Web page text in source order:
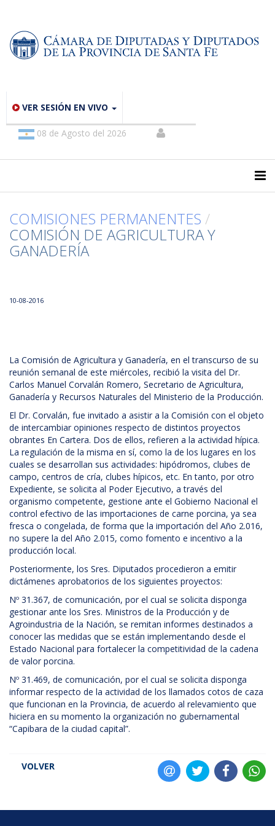
VER SESIÓN EN VIVO
08 de Agosto del 2026
COMISIONES PERMANENTES /
COMISIÓN DE AGRICULTURA Y
GANADERÍA
10-08-2016
La Comisión de Agricultura y Ganadería, en el transcurso de su
reunión semanal de este miércoles, recibió la visita del Dr.
Carlos Manuel Corvalán Romero, Secretario de Agricultura,
Ganadería y Recursos Naturales del Ministerio de la Producción.
El Dr. Corvalán, fue invitado a asistir a la Comisión con el objeto
de intercambiar opiniones respecto de distintos proyectos
obrantes En Cartera. Dos de ellos, refieren a la actividad hípica.
La regulación de la misma en sí, como la de los lugares en los
cuales se desarrollan sus actividades: hipódromos, clubes de
campo, centros de cría, clubes hípicos, etc. En tanto, por otro
Expediente, se solicita al Poder Ejecutivo, a través del
organismo competente, gestione ante el Gobierno Nacional el
control efectivo de las importaciones de carne porcina, ya sea
fresca o congelada, de forma que la importación del Año 2.016,
no supere la del Año 2.015, como fomento e incentivo a la
producción local.
Posteriormente, los Sres. Diputados procedieron a emitir
dictámenes aprobatorios de los siguientes proyectos:
Nº 31.367, de comunicación, por el cual se solicita disponga
gestionar ante los Sres. Ministros de la Producción y de
Agroindustria de la Nación, se remitan informes destinados a
conocer las medidas que se están implementando desde el
Estado Nacional para fortalecer la competitividad de la cadena
de valor porcina.
Nº 31.469, de comunicación, por el cual se solicita disponga
informar respecto de la actividad de los llamados cotos de caza
que funcionan en la Provincia, de acuerdo al relevamiento que
hiciera en su momento la organización no gubernamental
“Capibara de la ciudad capital”.
VOLVER